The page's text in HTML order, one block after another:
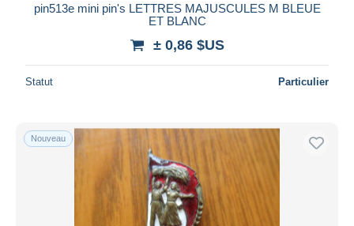
pin513e mini pin's LETTRES MAJUSCULES M BLEUE
ET BLANC
± 0,86 $US
Statut Particulier
Nouveau